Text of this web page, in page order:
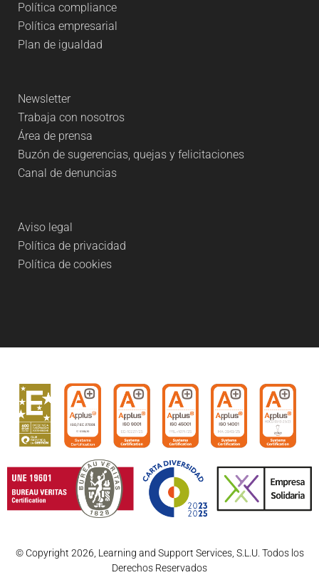
Política compliance
Política empresarial
Plan de igualdad
Newsletter
Trabaja con nosotros
Área de prensa
Buzón de sugerencias, quejas y felicitaciones
Canal de denuncias
Aviso legal
Política de privacidad
Política de cookies
© Copyright 2026, Learning and Support Services, S.L.U. Todos los
Derechos Reservados